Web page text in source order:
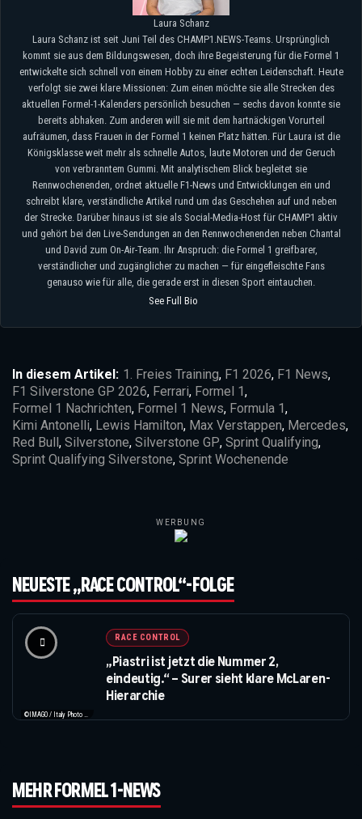
Laura Schanz
Laura Schanz ist seit Juni Teil des CHAMP1.NEWS-Teams. Ursprünglich
kommt sie aus dem Bildungswesen, doch ihre Begeisterung für die Formel 1
entwickelte sich schnell von einem Hobby zu einer echten Leidenschaft. Heute
verfolgt sie zwei klare Missionen: Zum einen möchte sie alle Strecken des
aktuellen Formel-1-Kalenders persönlich besuchen — sechs davon konnte sie
bereits abhaken. Zum anderen will sie mit dem hartnäckigen Vorurteil
aufräumen, dass Frauen in der Formel 1 keinen Platz hätten. Für Laura ist die
Königsklasse weit mehr als schnelle Autos, laute Motoren und der Geruch
von verbranntem Gummi. Mit analytischem Blick begleitet sie
Rennwochenenden, ordnet aktuelle F1-News und Entwicklungen ein und
schreibt klare, verständliche Artikel rund um das Geschehen auf und neben
der Strecke. Darüber hinaus ist sie als Social-Media-Host für CHAMP1 aktiv
und gehört bei den Live-Sendungen an den Rennwochenenden neben Chantal
und David zum On-Air-Team. Ihr Anspruch: die Formel 1 greifbarer,
verständlicher und zugänglicher zu machen — für eingefleischte Fans
genauso wie für alle, die gerade erst in diesen Sport eintauchen.
See Full Bio
In diesem Artikel: 1. Freies Training, F1 2026, F1 News,
F1 Silverstone GP 2026, Ferrari, Formel 1,
Formel 1 Nachrichten, Formel 1 News, Formula 1,
Kimi Antonelli, Lewis Hamilton, Max Verstappen, Mercedes,
Red Bull, Silverstone, Silverstone GP, Sprint Qualifying,
Sprint Qualifying Silverstone, Sprint Wochenende
WERBUNG
NEUESTE „RACE CONTROL“-FOLGE
©IMAGO / Italy Photo Press / XPB Images
RACE CONTROL
„Piastri ist jetzt die Nummer 2,
eindeutig.“ – Surer sieht klare McLaren-
Hierarchie
MEHR FORMEL 1-NEWS